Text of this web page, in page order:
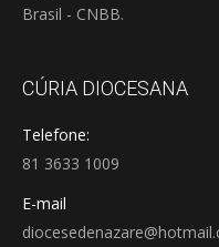
Brasil - CNBB.
CÚRIA DIOCESANA
Telefone:
81 3633 1009
E-mail